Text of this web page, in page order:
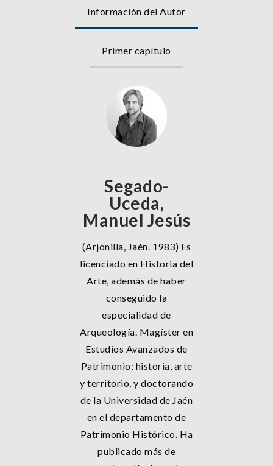
Información del Autor
Primer capítulo
Segado-
Uceda,
Manuel Jesús
(Arjonilla, Jaén. 1983) Es
licenciado en Historia del
Arte, además de haber
conseguido la
especialidad de
Arqueología. Magíster en
Estudios Avanzados de
Patrimonio: historia, arte
y territorio, y doctorando
de la Universidad de Jaén
en el departamento de
Patrimonio Histórico. Ha
publicado más de